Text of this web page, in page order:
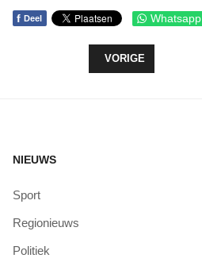
f Deel Whatsapp
VORIG ARTIKEL:
VORIGE
NIEUWS
Sport
Regionieuws
Politiek